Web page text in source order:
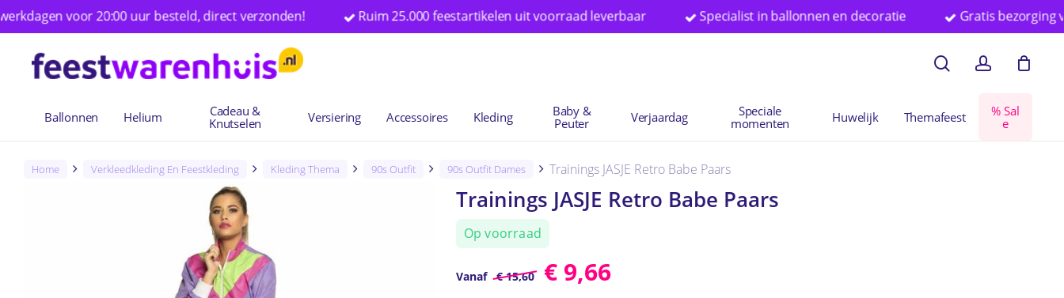
Skip
to
content
voor 20:00 uur besteld, direct verzonden! Ruim 25.000 feestartikelen uit voorraad leverbaar Specialist in ballonnen en decoratie Gratis bezorging vanaf
Ballonnen Helium
Cadeau &
Knutselen
Versiering Accessoires Kleding
Baby &
Peuter
Verjaardag
Speciale
momenten
Huwelijk Themafeest % Sal
e
Winkelwagen Close
Home Verkleedkleding En Feestkleding Kleding Thema 90s Outfit 90s Outfit Dames Trainings JASJE Retro Babe Paars
Trainings JASJE Retro Babe Paars
Op voorraad
Vanaf €15,60 € 9,66